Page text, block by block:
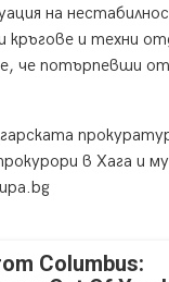
на
и техни
че потърпевши
в Хага и му
Columbus: